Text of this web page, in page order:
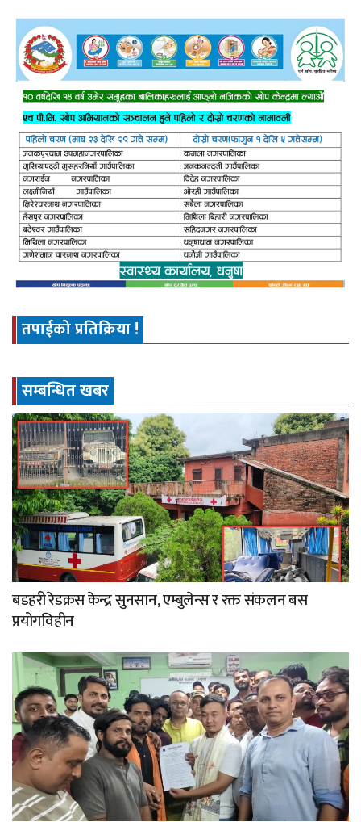
तपाईको प्रतिक्रिया !
सम्बन्धित खबर
बडहरी रेडक्रस केन्द्र सुनसान, एम्बुलेन्स र रक्त संकलन बस
प्रयोगविहीन